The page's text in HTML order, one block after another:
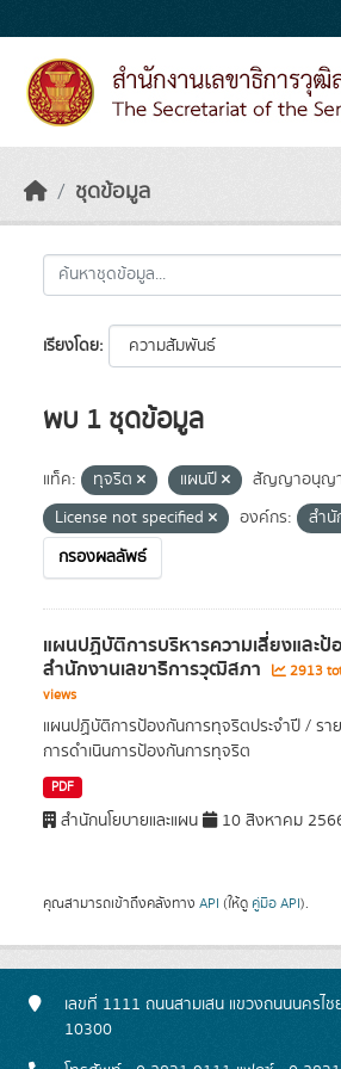
ชุดข้อมูล
เรียงโดย
พบ 1 ชุดข้อมูล
แท็ค: ทุจริต แผนปี
สัญญาอนุญ
License not specified
องค์กร:
สำนั
กรองผลลัพธ์
แผนปฏิบัติการบริหารความเสี่ยงและ
สํานักงานเลขาธิการวุฒิสภา 2913
views
แผนปฏิบัติการป้องกันการทุจริตประจำปี / ร
การดำเนินการป้องกันการทุจริต
PDF
สำนักนโยบายและแผน 10 สิงหาคม
คุณสามารถเข้าถึงคลังทาง API (ให้ดู คู่มือ API).
เลขที่ 1111 ถนนสามเสน แขวงถนนนครไ
10300